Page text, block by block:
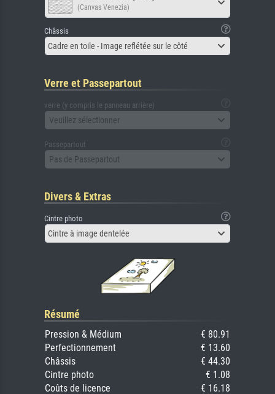
(Canvas Venezia)
Châssis
Cadre en toile - Image reflétée sur le côté
Verre et Passepartout
verre (y compris le panneau arrière)
Veuillez sélectionner
Passepartout
Pas de Passepartout
Divers & Extras
Cintre photo
Cintre à image dentelée
Résumé
Pression & Médium
€ 80.91
Perfectionnement
€ 13.60
Châssis
€ 44.30
Cintre photo
€ 1.08
Coûts de licence
€ 16.18